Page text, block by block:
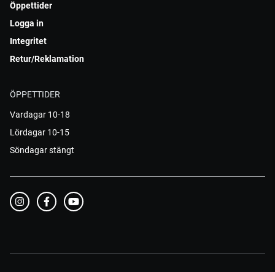
Öppettider
Logga in
Integritet
Retur/Reklamation
ÖPPETTIDER
Vardagar 10-18
Lördagar 10-15
Söndagar stängt